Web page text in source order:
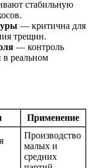
стабильную
— критична для
трещин.
— контроль
в реальном
Применение
Производство
малых и
средних